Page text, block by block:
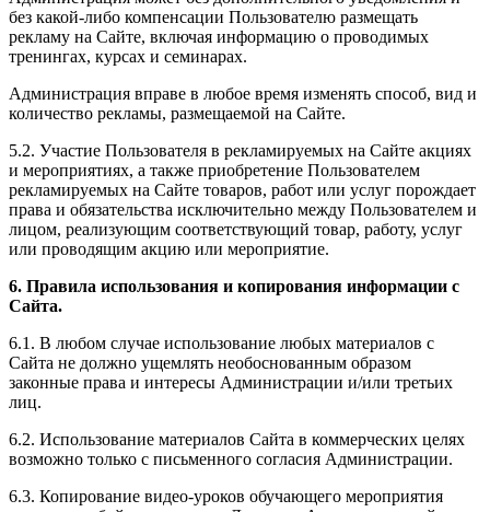
без какой-либо компенсации Пользователю размещать
рекламу на Сайте, включая информацию о проводимых
тренингах, курсах и семинарах.
Администрация вправе в любое время изменять способ, вид и
количество рекламы, размещаемой на Сайте.
5.2. Участие Пользователя в рекламируемых на Сайте акциях
и мероприятиях, а также приобретение Пользователем
рекламируемых на Сайте товаров, работ или услуг порождает
права и обязательства исключительно между Пользователем и
лицом, реализующим соответствующий товар, работу, услуг
или проводящим акцию или мероприятие.
6. Правила использования и копирования информации с
Сайта.
6.1. В любом случае использование любых материалов с
Сайта не должно ущемлять необоснованным образом
законные права и интересы Администрации и/или третьих
лиц.
6.2. Использование материалов Сайта в коммерческих целях
возможно только с письменного согласия Администрации.
6.3. Копирование видео-уроков обучающего мероприятия